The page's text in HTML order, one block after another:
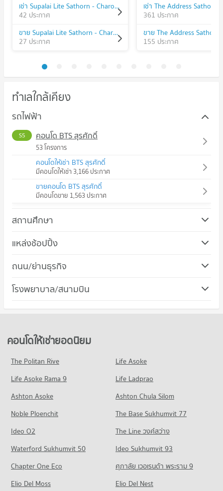
เช่า Supalai Lite Sathorn - Charoenrat
42 ประกาศ
ขาย Supalai Lite Sathorn - Charoenrat
27 ประกาศ
เช่า The Address Sathorn
361 ประกาศ
ขาย The Address Sathorn
155 ประกาศ
ทำเลใกล้เคียง
รถไฟฟ้า
S5 คอนโด BTS สุรศักดิ์
53 โครงการ
คอนโดให้เช่า BTS สุรศักดิ์
มีคอนโดให้เช่า 3,166 ประกาศ
ขายคอนโด BTS สุรศักดิ์
มีคอนโดขาย 1,563 ประกาศ
สถานศึกษา
คอนโด วิทยาลัยอาชีวศึกษาเอี่ยมละออ
คอนโดให้เช่า วิทยาลัยอาชีวศึกษาเอี่ยมละออ
ขายคอนโด วิทยาลัยอาชีวศึกษาเอี่ยมละออ
406 โครงการ
คอนโดให้เช่า วิทยาลัยเซนต์หลุยส์
มีคอนโดให้เช่า 16,428 ประกาศ
มีคอนโดขาย 8,053 ประกาศ
คอนโด วิทยาลัยสารพัดช่างธนบุรี
442 โครงการ
คอนโดให้เช่า วิทยาลัยสารพัดช่างธนบุรี
มีคอนโดให้เช่า 22,384 ประกาศ
ขายคอนโด วิทยาลัยสารพัดช่างธนบุรี
มีคอนโดขาย 10,037 ประกาศ
คอนโด วิทยาลัยพยาบาลเซนต์หลุยส์
แหล่งช้อปปิ้ง
คอนโด โรบินสัน บางรัก
คอนโดให้เช่า โรบินสัน บางรัก
คอนโด เซ็นทรัล พระราม 3
มีคอนโดให้เช่า 7,408 ประกาศ
ขายคอนโด เซ็นทรัล พระราม 3
562 โครงการ
คอนโดให้เช่า โรบินสัน ลาดหญ้า
มีคอนโดขาย 10,704 ประกาศ
ถนน/ย่านธุรกิจ
คอนโด เขตสาทร
คอนโดให้เช่า เขตสาทร
ขายคอนโด เขตสาทร
มีคอนโดขาย 2,766 ประกาศ
คอนโด ถนนจันทน์
87 โครงการ
คอนโดให้เช่า ถนนจันทน์
มีคอนโดให้เช่า 2,733 ประกาศ
ขายคอนโด ถนนจันทน์
มีคอนโดขาย 1,581 ประกาศ
คอนโด ถนนเจริญกรุง
มีคอนโดให้เช่า 4,772 ประกาศ
โรงพยาบาล/สนามบิน
คอนโด รพ.เลิดสิน
คอนโดให้เช่า รพ.เลิดสิน
มีคอนโดให้เช่า 11,629 ประกาศ
ขายคอนโด รพ.เลิดสิน
409 โครงการ
คอนโดให้เช่า รพ.เซนต์หลุยส์
มีคอนโดขาย 8,168 ประกาศ
คอนโด รพ.บางกอกเนอสซิ่งโฮม
802 โครงการ
คอนโดให้เช่ายอดนิยม
The Politan Rive
Life Asoke
Life Asoke Rama 9
Life Ladprao
Ashton Asoke
Ashton Chula Silom
Noble Ploenchit
The Base Sukhumvit 77
Ideo O2
The Line วงศ์สว่าง
Waterford Sukhumvit 50
Ideo Sukhumvit 93
Chapter One Eco
ศุภาลัย เวอเรนด้า พระราม 9
Elio Del Moss
Elio Del Nest